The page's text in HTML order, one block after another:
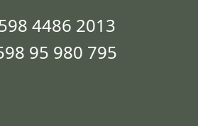
4486 2013
95 980 795